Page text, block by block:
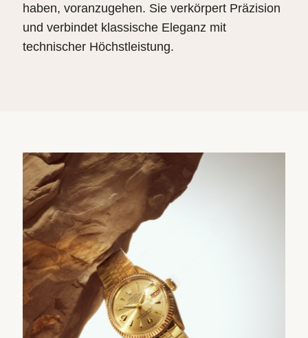
haben, voranzugehen. Sie verkörpert Präzision
und verbindet klassische Eleganz mit
technischer Höchstleistung.